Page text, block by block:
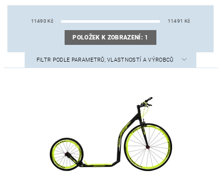
11490 Kč 11491 Kč
POLOŽEK K ZOBRAZENÍ: 1
FILTR PODLE PARAMETRŮ, VLASTNOSTÍ A VÝROBCŮ